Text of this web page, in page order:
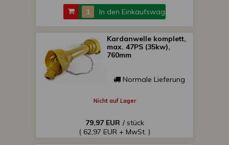
In den Einkaufswagen
Kardanwelle komplett,
max. 47PS (35kw),
760mm
Normale Lieferung
Nicht auf Lager
79,97 EUR / stück
( 62,97 EUR + MwSt. )